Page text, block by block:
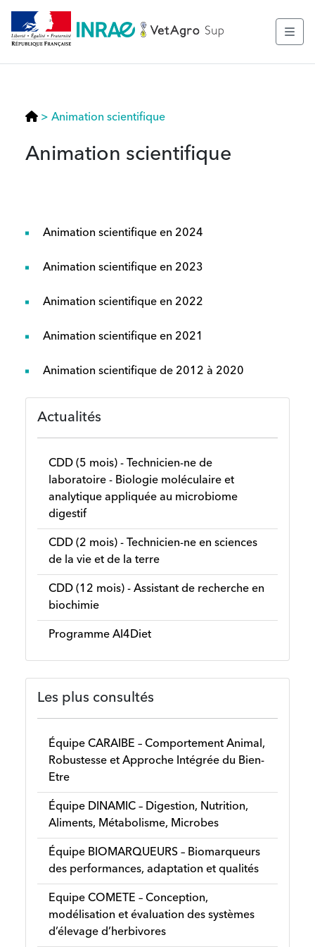
> Animation scientifique
Animation scientifique
Animation scientifique en 2024
Animation scientifique en 2023
Animation scientifique en 2022
Animation scientifique en 2021
Animation scientifique de 2012 à 2020
Actualités
CDD (5 mois) - Technicien-ne de
laboratoire - Biologie moléculaire et
analytique appliquée au microbiome
digestif
CDD (2 mois) - Technicien-ne en sciences
de la vie et de la terre
CDD (12 mois) - Assistant de recherche en
biochimie
Programme AI4Diet
Les plus consultés
Équipe CARAIBE – Comportement Animal,
Robustesse et Approche Intégrée du Bien-
Etre
Équipe DINAMIC – Digestion, Nutrition,
Aliments, Métabolisme, Microbes
Équipe BIOMARQUEURS – Biomarqueurs
des performances, adaptation et qualités
Equipe COMETE – Conception,
modélisation et évaluation des systèmes
d’élevage d’herbivores